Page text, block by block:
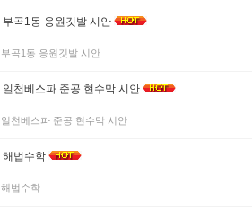
부곡1동 응원깃발 시안
부곡1동 응원깃발 시안
일천베스파 준공 현수막 시안
일천베스파 준공 현수막 시안
해법수학
해법수학